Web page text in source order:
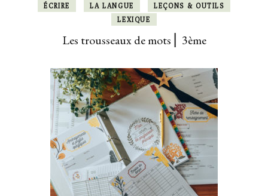
ÉCRIRE LA LANGUE
LEÇONS & OUTILS
LEXIQUE
Les trousseaux de mots ⎜ 3ème